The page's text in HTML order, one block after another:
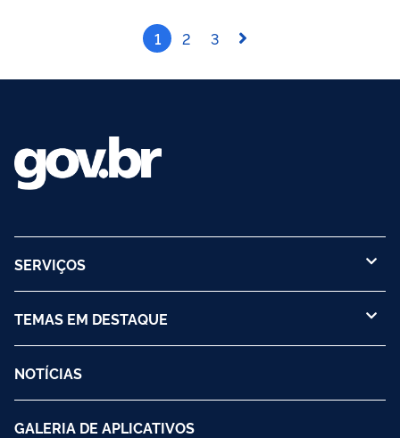
1 2 3
SERVIÇOS
TEMAS EM DESTAQUE
NOTÍCIAS
GALERIA DE APLICATIVOS